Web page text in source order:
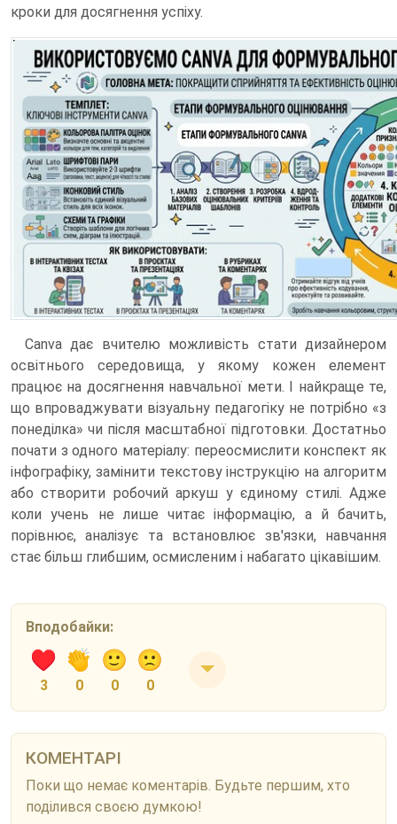
кроки для досягнення успіху.
Canva дає вчителю можливість стати дизайнером
освітнього середовища, у якому кожен елемент
працює на досягнення навчальної мети. І найкраще те,
що впроваджувати візуальну педагогіку не потрібно «з
понеділка» чи після масштабної підготовки. Достатньо
почати з одного матеріалу: переосмислити конспект як
інфографіку, замінити текстову інструкцію на алгоритм
або створити робочий аркуш у єдиному стилі. Адже
коли учень не лише читає інформацію, а й бачить,
порівнює, аналізує та встановлює зв'язки, навчання
стає більш глибшим, осмисленим і набагато цікавішим.
Вподобайки:
3 0 0 0
КОМЕНТАРІ
Поки що немає коментарів. Будьте першим, хто
поділився своєю думкою!